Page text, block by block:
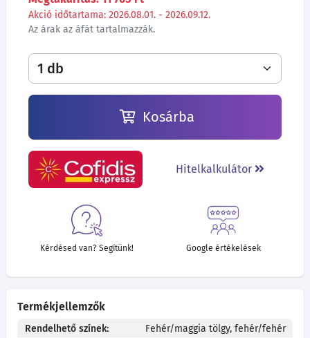
Akció időtartama: 2026.08.01. - 2026.09.12.
Az árak az áfát tartalmazzák.
Kosárba
Hitelkalkulátor
Kérdésed van? Segítünk! Google értékelések
Termékjellemzők
Rendelhető színek:
Fehér/maggia tölgy, fehér/fehér